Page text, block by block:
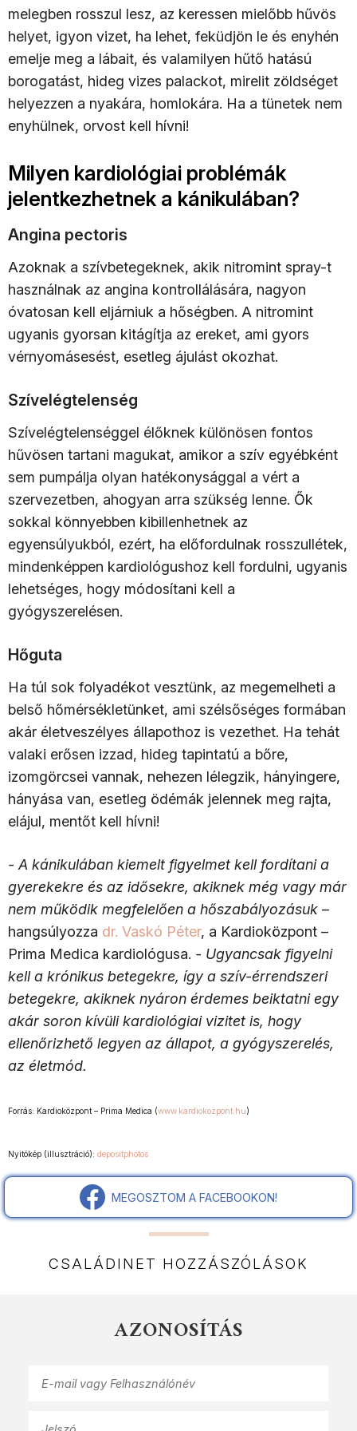
melegben rosszul lesz, az keressen mielőbb hűvös
helyet, igyon vizet, ha lehet, feküdjön le és enyhén
emelje meg a lábait, és valamilyen hűtő hatású
borogatást, hideg vizes palackot, mirelit zöldséget
helyezzen a nyakára, homlokára. Ha a tünetek nem
enyhülnek, orvost kell hívni!
Milyen kardiológiai problémák
jelentkezhetnek a kánikulában?
Angina pectoris
Azoknak a szívbetegeknek, akik nitromint spray-t
használnak az angina kontrollálására, nagyon
óvatosan kell eljárniuk a hőségben. A nitromint
ugyanis gyorsan kitágítja az ereket, ami gyors
vérnyomásesést, esetleg ájulást okozhat.
Szívelégtelenség
Szívelégtelenséggel élőknek különösen fontos
hűvösen tartani magukat, amikor a szív egyébként
sem pumpálja olyan hatékonysággal a vért a
szervezetben, ahogyan arra szükség lenne. Ők
sokkal könnyebben kibillenhetnek az
egyensúlyukból, ezért, ha előfordulnak rosszullétek,
mindenképpen kardiológushoz kell fordulni, ugyanis
lehetséges, hogy módosítani kell a
gyógyszerelésen.
Hőguta
Ha túl sok folyadékot vesztünk, az megemelheti a
belső hőmérsékletünket, ami szélsőséges formában
akár életveszélyes állapothoz is vezethet. Ha tehát
valaki erősen izzad, hideg tapintatú a bőre,
izomgörcsei vannak, nehezen lélegzik, hányingere,
hányása van, esetleg ödémák jelennek meg rajta,
elájul, mentőt kell hívni!
- A kánikulában kiemelt figyelmet kell fordítani a
gyerekekre és az idősekre, akiknek még vagy már
nem működik megfelelően a hőszabályozásuk –
hangsúlyozza dr. Vaskó Péter, a Kardioközpont –
Prima Medica kardiológusa. - Ugyancsak figyelni
kell a krónikus betegekre, így a szív-érrendszeri
betegekre, akiknek nyáron érdemes beiktatni egy
akár soron kívüli kardiológiai vizitet is, hogy
ellenőrizhető legyen az állapot, a gyógyszerelés,
az életmód.
Forrás: Kardioközpont – Prima Medica (www.kardiokozpont.hu)
Nyitókép (illusztráció): depositphotos
MEGOSZTOM A FACEBOOKON!
CSALÁDINET HOZZÁSZÓLÁSOK
AZONOSÍTÁS